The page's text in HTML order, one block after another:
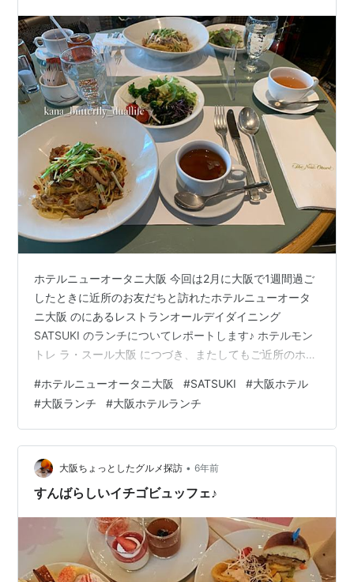
ェ付き◆
ホテルニューオータニ大阪 今回は2月に大阪で1週間過ご
したときに近所のお友だちと訪れたホテルニューオータ
ニ大阪 のにあるレストランオールデイダイニング
SATSUKI のランチについてレポートします♪ ホテルモン
トレ ラ・スール大阪 につづき、またしてもご近所のホテ
butterfly.com 🌏ワンワールド修行の旅✈️インビザライン
矯正のメンテナンスでちょっと大阪へ✈️1週間前も同じく
らいの時刻に同じ搭乗口にいたような😅数年ぶりのJTA
🌺上空からの鳴門大橋🌀ほんのすこーし渦潮らしきもの
が写ってるような⁉️✈️5レグ目🇯🇵JTA🗾那覇→関西💺…
#ホテルニューオータニ大阪 #SATSUKI #大阪ホテル
#大阪ランチ #大阪ホテルランチ
大阪ちょっとしたグルメ探訪 • 6年前
すんばらしいイチゴビュッフェ♪